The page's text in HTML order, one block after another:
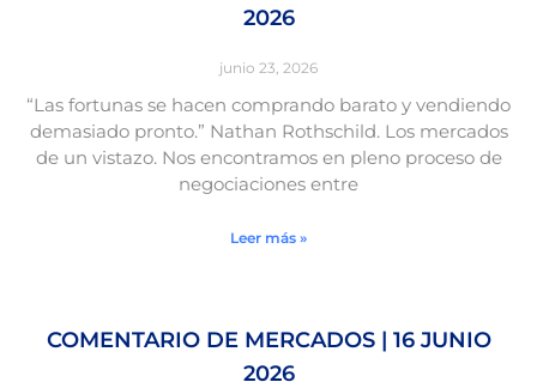
2026
junio 23, 2026
“Las fortunas se hacen comprando barato y vendiendo
demasiado pronto.” Nathan Rothschild. Los mercados
de un vistazo. Nos encontramos en pleno proceso de
negociaciones entre
Leer más »
COMENTARIO DE MERCADOS | 16 JUNIO
2026